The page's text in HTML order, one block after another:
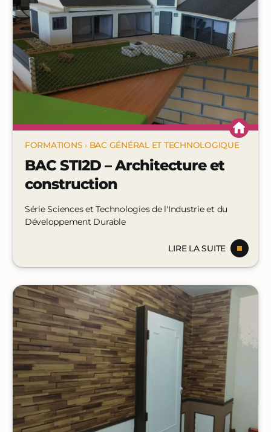
FORMATIONS › BAC GÉNÉRAL ET TECHNOLOGIQUE
BAC STI2D – Architecture et
construction
Série Sciences et Technologies de l'Industrie et du
Développement Durable
LIRE LA SUITE